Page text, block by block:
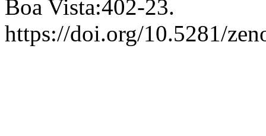
Boa Vista:402-23.
https://doi.org/10.5281/